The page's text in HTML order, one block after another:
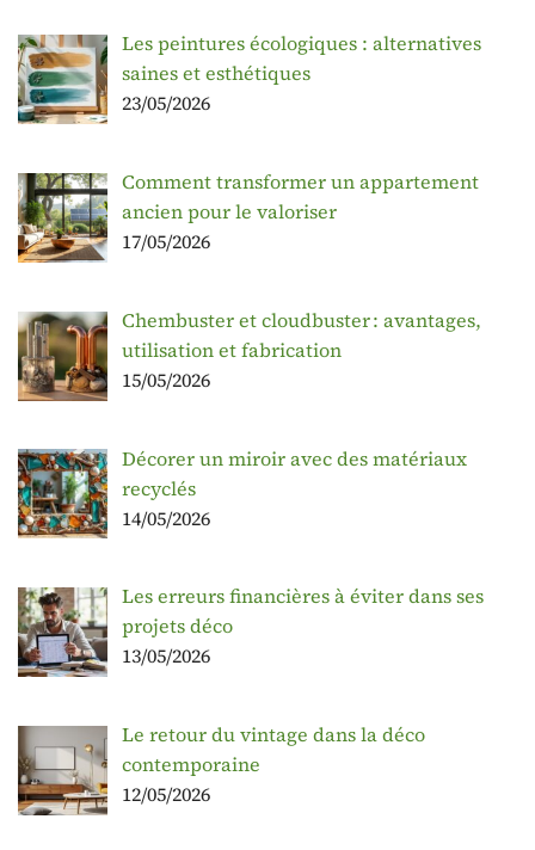
Les peintures écologiques : alternatives
saines et esthétiques
23/05/2026
Comment transformer un appartement
ancien pour le valoriser
17/05/2026
Chembuster et cloudbuster : avantages,
utilisation et fabrication
15/05/2026
Décorer un miroir avec des matériaux
recyclés
14/05/2026
Les erreurs financières à éviter dans ses
projets déco
13/05/2026
Le retour du vintage dans la déco
contemporaine
12/05/2026